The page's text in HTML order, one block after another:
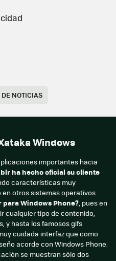
NOTICIAS
Windows
importantes hacia
ha hecho oficial su cliente
características muy
otros sistemas operativos.
para Windows Phone?, pues en
cualquier tipo de contenido,
y hasta los famosos gifs
cuidada interfaz que como
acorde con Windows Phone.
se muestran sólo dos